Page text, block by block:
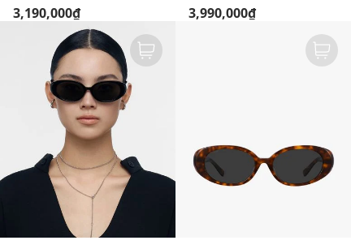
3,190,000₫ 3,990,000₫